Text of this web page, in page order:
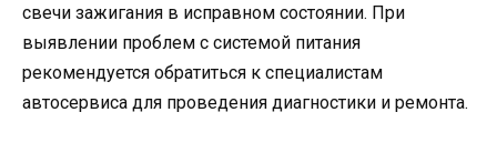
свечи зажигания в исправном состоянии. При
выявлении проблем с системой питания
рекомендуется обратиться к специалистам
автосервиса для проведения диагностики и ремонта.